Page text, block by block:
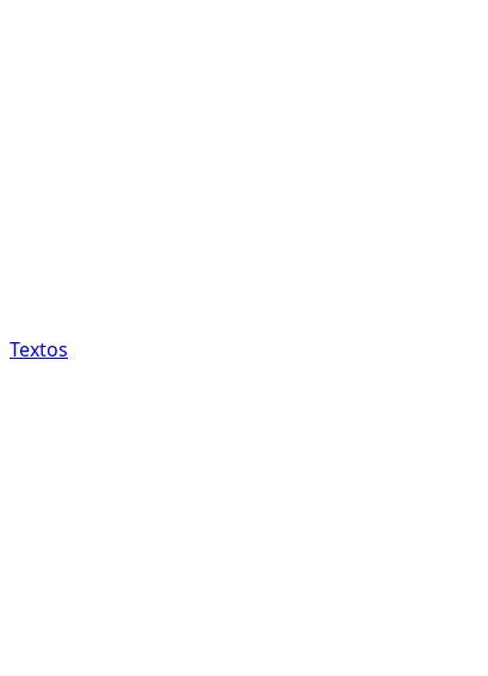
Textos